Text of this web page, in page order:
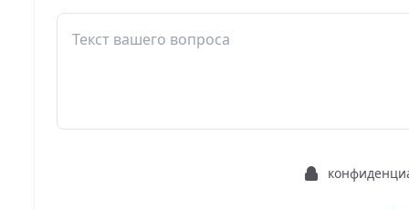
Читинский р-н Атамановка пгт Казачья ул
Читинский р-н Атамановка пгт Кооперативная ул
Атамановка пгт Шоссейная ул. 1 3 5 7 9 11 13 15